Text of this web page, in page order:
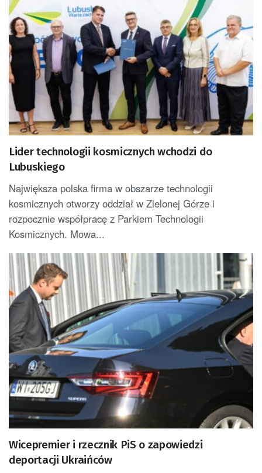
Lider technologii kosmicznych wchodzi do
Lubuskiego
Największa polska firma w obszarze technologii
kosmicznych otworzy oddział w Zielonej Górze i
rozpocznie współpracę z Parkiem Technologii
Kosmicznych. Mowa...
Wicepremier i rzecznik PiS o zapowiedzi
deportacji Ukraińców